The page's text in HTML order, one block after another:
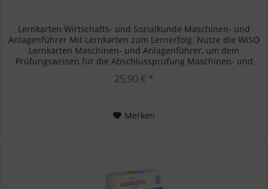
Lernkarten Wirtschafts- und Sozialkunde Maschinen- und
Anlagenführer Mit Lernkarten zum Lernerfolg. Nutze die WISO
Lernkarten Maschinen- und Anlagenführer, um dein
Prüfungswissen für die Abschlussprüfung Maschinen- und
Anlagenführer zu...
25,90 € *
Merken